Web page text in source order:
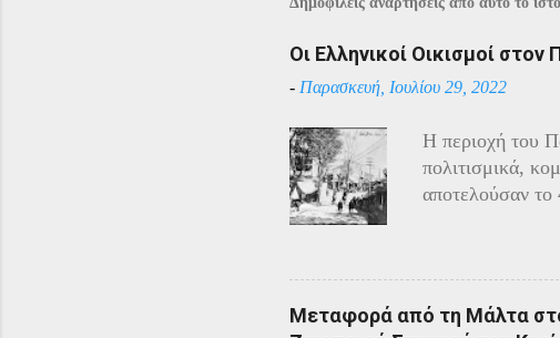
Οι Ελληνικοί Οικισμοί στον
- Παρασκευή, Ιουλίου 29, 2022
Η περιοχή του
πολιτισμικά,
αποτελούσαν το
Πόντου είχε
και αντίποινα
Μεταφορά από τη Μάλτα